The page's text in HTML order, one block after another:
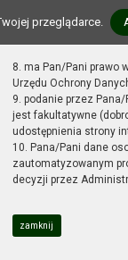
przeglądarce.
8. ma Pan/Pani prawo
Urzędu Ochrony
9. podanie przez
jest fakultatywne
udostępnienia strony
10. Pana/Pani dane
zautomatyzowanym
decyzji przez
zamknij